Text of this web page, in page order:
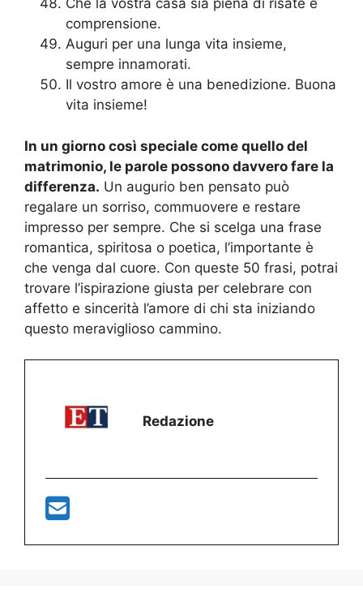
Che la vostra casa sia piena di risate e
comprensione.
Auguri per una lunga vita insieme,
sempre innamorati.
Il vostro amore è una benedizione. Buona
vita insieme!
In un giorno così speciale come quello del
matrimonio, le parole possono davvero fare la
differenza. Un augurio ben pensato può
regalare un sorriso, commuovere e restare
impresso per sempre. Che si scelga una frase
romantica, spiritosa o poetica, l’importante è
che venga dal cuore. Con queste 50 frasi, potrai
trovare l’ispirazione giusta per celebrare con
affetto e sincerità l’amore di chi sta iniziando
questo meraviglioso cammino.
Redazione